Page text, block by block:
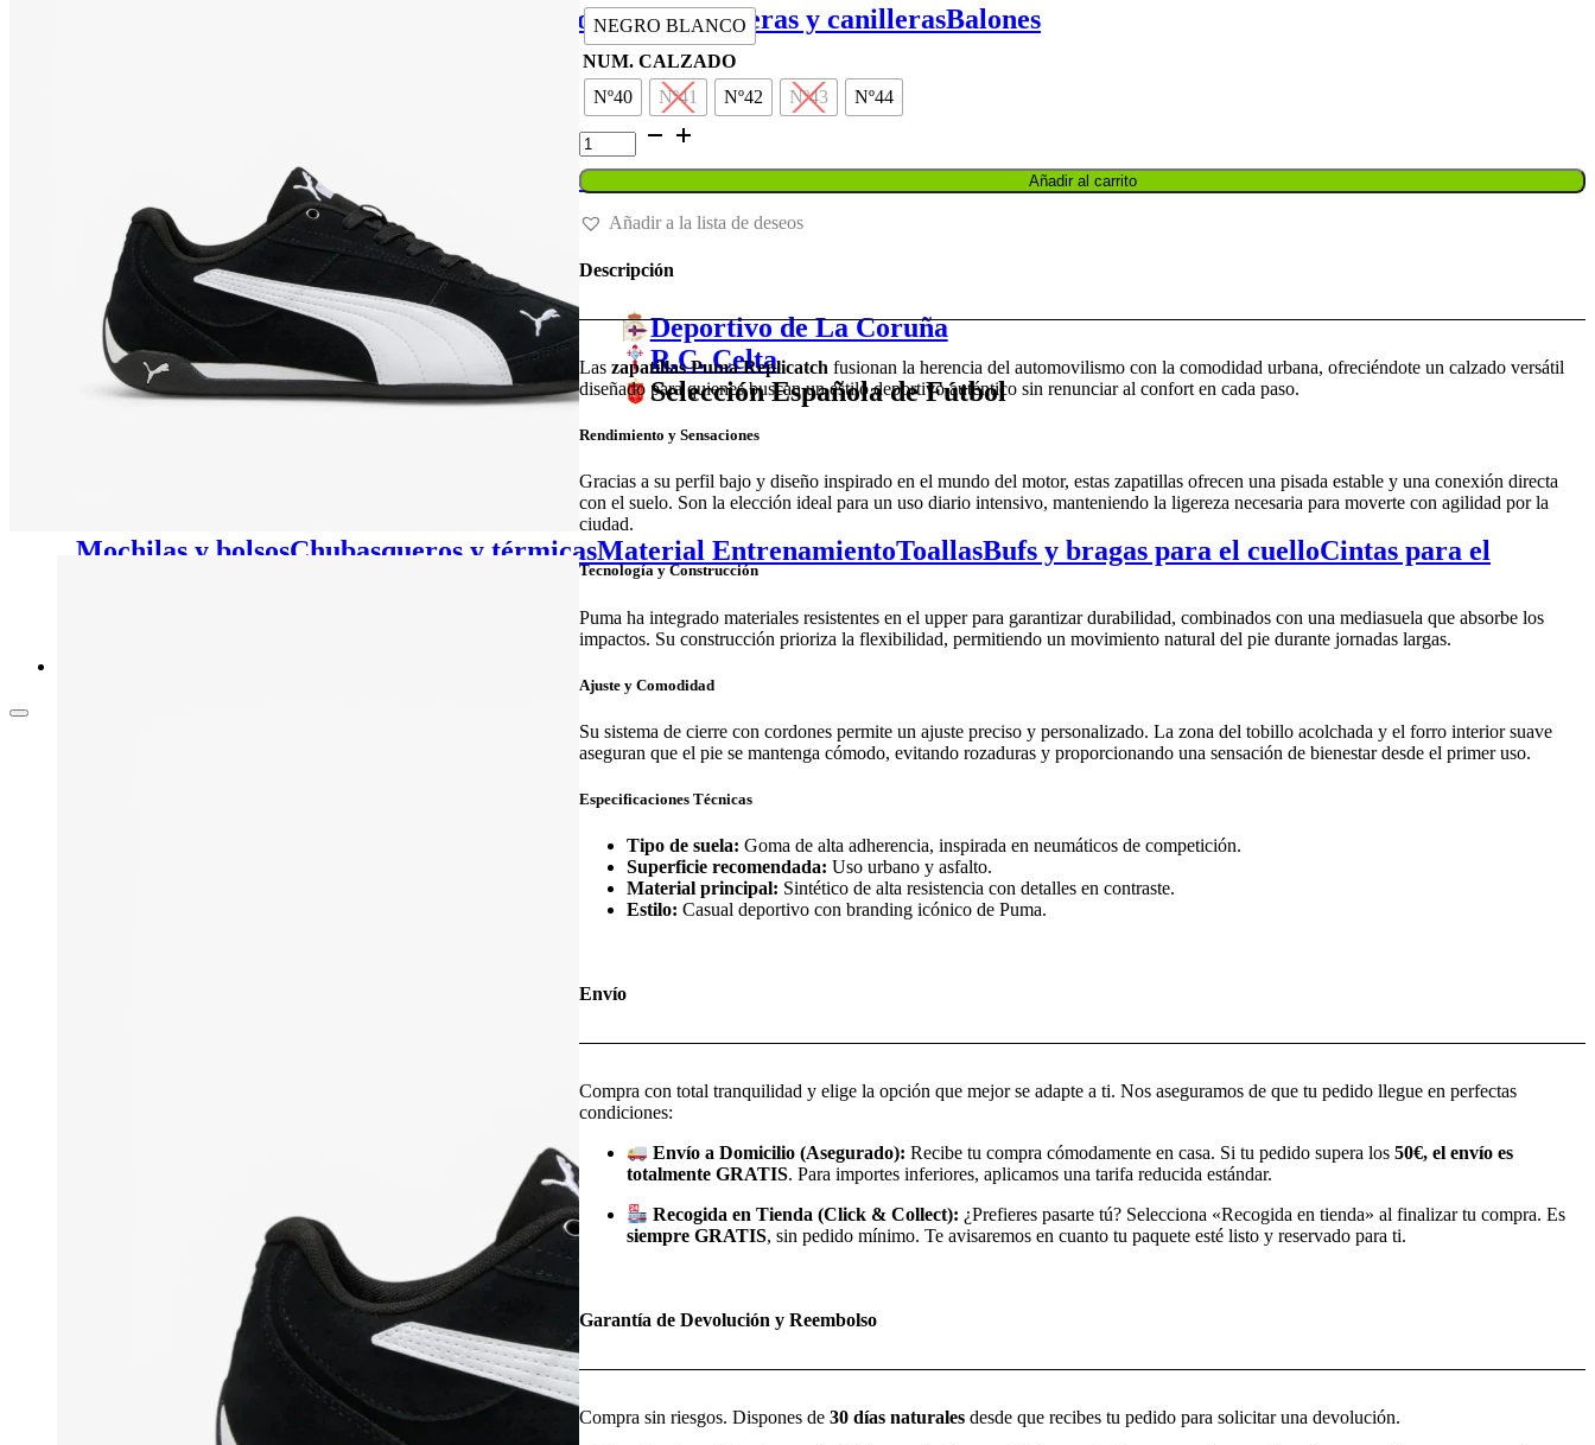
Guantes de porteroEspinilleras y canillerasBalones
Zapatillas de adultoZapatillas de niño Balones
Equipos Oficiales
F.C. Barcelona
Real Madrid
Atlético de Madrid
Deportivo de La Coruña
R.C. Celta
Selección Española de Fútbol
Mochilas y bolsosChubasqueros y térmicasMaterial EntrenamientoToallasBufs y bragas para el cuelloCintas para el
era:
85,00 €.
es:
NEGRO BLANCO
NUM. CALZADO
Nº40
Nº41 Nº42 Nº43
Nº44
ZAPATILLA
PUMA
REPLICATCH
cantidad
Añadir al carrito
Añadir a la lista de deseos
Descripción
Las zapatillas Puma Replicatch fusionan la herencia del automovilismo con la comodidad urbana, ofreciéndote un calzado versátil
diseñado para quienes buscan un estilo deportivo auténtico sin renunciar al confort en cada paso.
Rendimiento y Sensaciones
Gracias a su perfil bajo y diseño inspirado en el mundo del motor, estas zapatillas ofrecen una pisada estable y una conexión directa
con el suelo. Son la elección ideal para un uso diario intensivo, manteniendo la ligereza necesaria para moverte con agilidad por la
ciudad.
Tecnología y Construcción
Puma ha integrado materiales resistentes en el upper para garantizar durabilidad, combinados con una mediasuela que absorbe los
impactos. Su construcción prioriza la flexibilidad, permitiendo un movimiento natural del pie durante jornadas largas.
Ajuste y Comodidad
Su sistema de cierre con cordones permite un ajuste preciso y personalizado. La zona del tobillo acolchada y el forro interior suave
aseguran que el pie se mantenga cómodo, evitando rozaduras y proporcionando una sensación de bienestar desde el primer uso.
Especificaciones Técnicas
Tipo de suela: Goma de alta adherencia, inspirada en neumáticos de competición.
Superficie recomendada: Uso urbano y asfalto.
Material principal: Sintético de alta resistencia con detalles en contraste.
Estilo: Casual deportivo con branding icónico de Puma.
Envío
Compra con total tranquilidad y elige la opción que mejor se adapte a ti. Nos aseguramos de que tu pedido llegue en perfectas
condiciones:
Envío a Domicilio (Asegurado): Recibe tu compra cómodamente en casa. Si tu pedido supera los50€, el envío es
totalmente GRATIS. Para importes inferiores, aplicamos una tarifa reducida estándar.
Recogida en Tienda (Click & Collect): ¿Prefieres pasarte tú? Selecciona «Recogida en tienda» al finalizar tu compra. Es
siempre GRATIS, sin pedido mínimo. Te avisaremos en cuanto tu paquete esté listo y reservado para ti.
Garantía de Devolución y Reembolso
Compra sin riesgos. Dispones de 30 días naturales desde que recibes tu pedido para solicitar una devolución.